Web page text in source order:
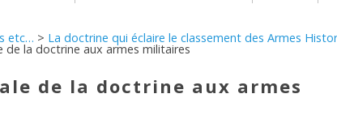
etc… > La doctrine qui éclaire le classement des Armes
de la doctrine aux armes militaires
de la doctrine aux armes